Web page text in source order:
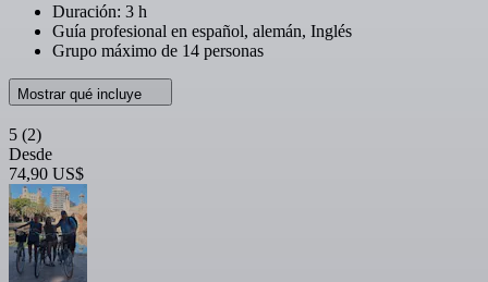
Duración: 3 h
Guía profesional en español, alemán, Inglés
Grupo máximo de 14 personas
Mostrar qué incluye
5 (2)
Desde
74,90 US$